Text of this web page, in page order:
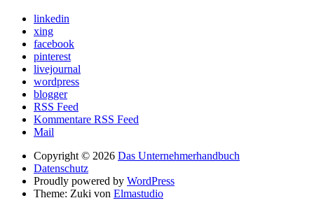
linkedin
xing
facebook
pinterest
livejournal
wordpress
blogger
RSS Feed
Kommentare RSS Feed
Mail
Copyright © 2026 Das Unternehmerhandbuch
Datenschutz
Proudly powered by WordPress
Theme: Zuki von Elmastudio